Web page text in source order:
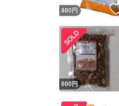
880 円
600円